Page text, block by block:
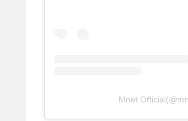
Mnet